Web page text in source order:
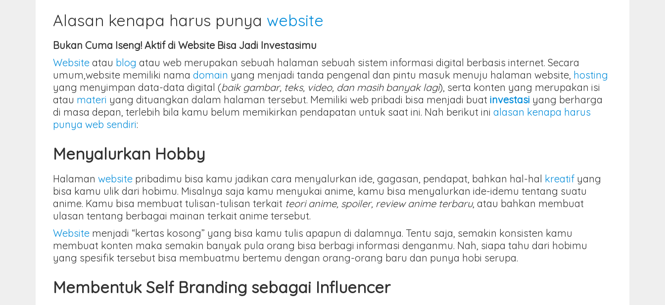
Alasan kenapa harus punya website
Bukan Cuma Iseng! Aktif di Website Bisa Jadi Investasimu
Website atau blog atau web merupakan sebuah halaman sebuah sistem informasi digital berbasis internet. Secara
umum,website memiliki nama domain yang menjadi tanda pengenal dan pintu masuk menuju halaman website, hosting
yang menyimpan data-data digital (baik gambar, teks, video, dan masih banyak lagi), serta konten yang merupakan isi
atau materi yang dituangkan dalam halaman tersebut. Memiliki web pribadi bisa menjadi buat investasi yang berharga
di masa depan, terlebih bila kamu belum memikirkan pendapatan untuk saat ini. Nah berikut ini alasan kenapa harus
punya web sendiri:
Menyalurkan Hobby
Halaman website pribadimu bisa kamu jadikan cara menyalurkan ide, gagasan, pendapat, bahkan hal-hal kreatif yang
bisa kamu ulik dari hobimu. Misalnya saja kamu menyukai anime, kamu bisa menyalurkan ide-idemu tentang suatu
anime. Kamu bisa membuat tulisan-tulisan terkait teori anime, spoiler, review anime terbaru, atau bahkan membuat
ulasan tentang berbagai mainan terkait anime tersebut.
Website menjadi “kertas kosong” yang bisa kamu tulis apapun di dalamnya. Tentu saja, semakin konsisten kamu
membuat konten maka semakin banyak pula orang bisa berbagi informasi denganmu. Nah, siapa tahu dari hobimu
yang spesifik tersebut bisa membuatmu bertemu dengan orang-orang baru dan punya hobi serupa.
Membentuk Self Branding sebagai Influencer